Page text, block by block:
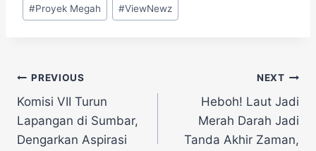
#Proyek Megah #ViewNewz
Navigasi
pos
PREVIOUS
Komisi VII Turun
Lapangan di Sumbar,
Dengarkan Aspirasi
NEXT
Heboh! Laut Jadi
Merah Darah Jadi
Tanda Akhir Zaman,